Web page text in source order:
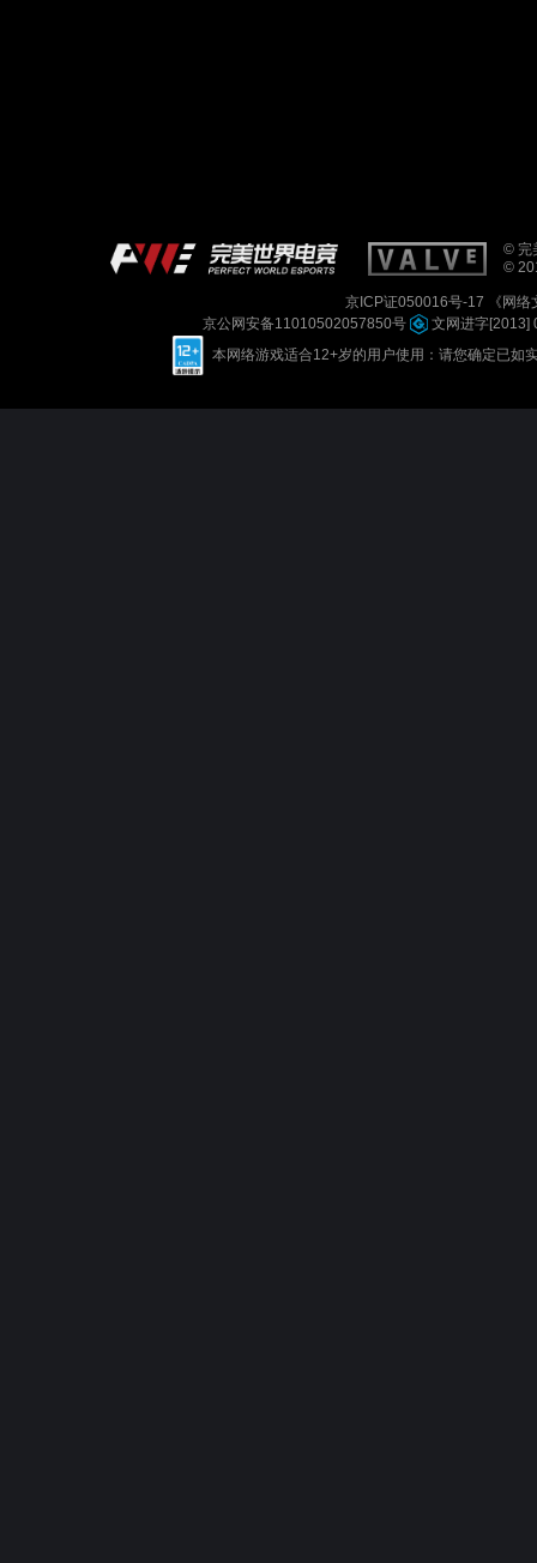
© 完
©
京ICP证050016号-17
《网
京公网安备11010502057850号
文网进字[2013]
本网络游戏适合12+岁的用户使用：请您确定已如